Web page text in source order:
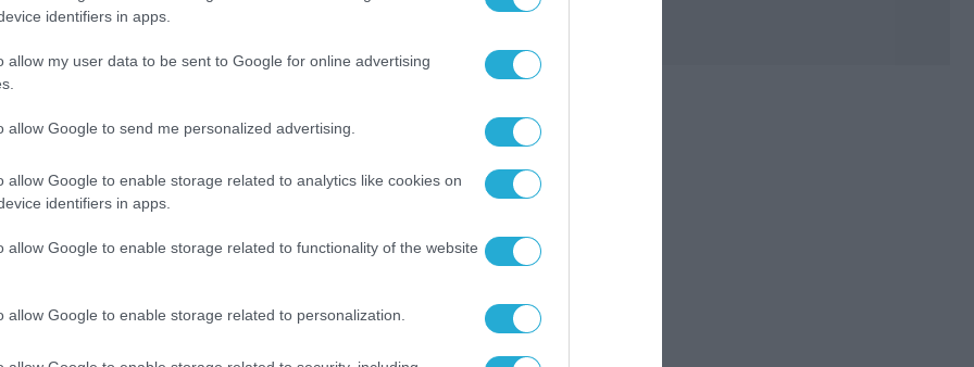
identifiers in apps.
allow my user data to be sent to Google for online advertising
allow Google to send me personalized advertising.
allow Google to enable storage related to analytics like cookies on
identifiers in apps.
allow Google to enable storage related to functionality of the website
allow Google to enable storage related to personalization.
τον… γραμματέα του.
πως το Ισραήλ πέτυχε να εξομαλύνει τις
σειρά από αραβικές χώρες λόγω του ότι
μαζί τους, για πρώτη φορά, επί
επειδή ήταν πρωθυπουργός ο
ιδέα ήταν και ο αγωγός East Med ο
που απομακρύνθηκε από την πρωθυπουργία